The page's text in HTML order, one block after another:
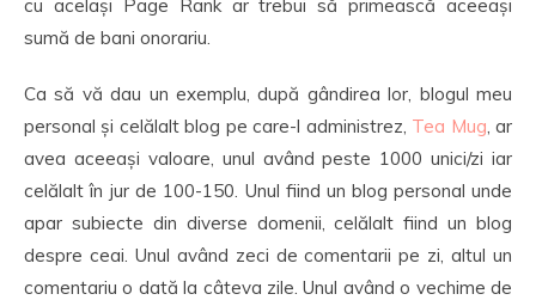
cu același Page Rank ar trebui să primească aceeași
sumă de bani onorariu.
Ca să vă dau un exemplu, după gândirea lor, blogul meu
personal și celălalt blog pe care-l administrez, Tea Mug , ar
avea aceeași valoare, unul având peste 1000 unici/zi iar
celălalt în jur de 100-150. Unul fiind un blog personal unde
apar subiecte din diverse domenii, celălalt fiind un blog
despre ceai. Unul având zeci de comentarii pe zi, altul un
comentariu o dată la câteva zile. Unul având o vechime de